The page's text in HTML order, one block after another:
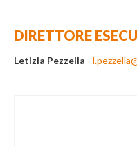
DIRETTORE
Letizia Pezzella -